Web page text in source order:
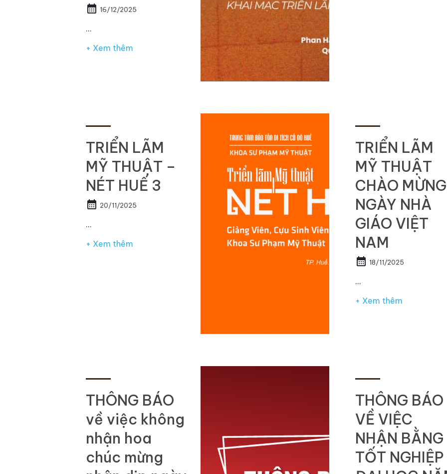
calendar_month 16/12/2025
…
+ Xem thêm
TRIỂN LÃM
MỸ THUẬT –
NÉT HUẾ 3
calendar_month 20/11/2025
…
+ Xem thêm
TRIỂN LÃM
MỸ THUẬT
CHÀO MỪNG
NGÀY NHÀ
GIÁO VIỆT
NAM
calendar_month 18/11/2025
…
+ Xem thêm
THÔNG BÁO
về việc không
nhận hoa
chúc mừng
THÔNG BÁO
VỀ VIỆC
NHẬN BẰNG
TỐT NGHIỆP